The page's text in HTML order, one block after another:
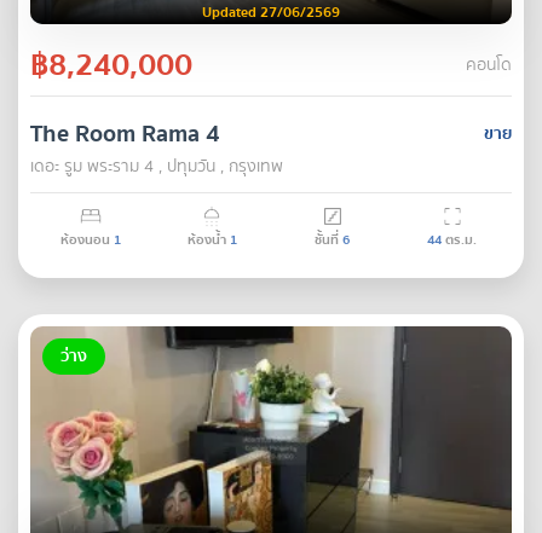
Updated 27/06/2569
฿8,240,000 คอนโด
ขาย
The Room Rama 4
เดอะ รูม พระราม 4 , ปทุมวัน , กรุงเทพ
ห้องนอน 1 ห้องน้ำ 1 ชั้นที่6 44ตร.ม.
ว่าง